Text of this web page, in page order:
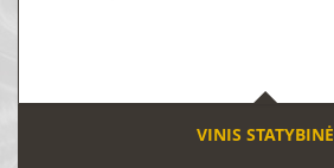
VINIS STATYBINĖ